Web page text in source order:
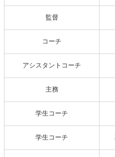
監督
コーチ
アシスタントコーチ
主務
学生コーチ
学生コーチ